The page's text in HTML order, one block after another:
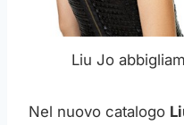
Liu Jo
Nel nuovo catalogo